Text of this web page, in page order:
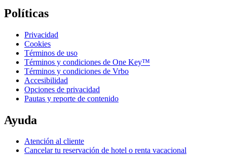
Políticas
Privacidad
Cookies
Términos de uso
Términos y condiciones de One Key™
Términos y condiciones de Vrbo
Accesibilidad
Opciones de privacidad
Pautas y reporte de contenido
Ayuda
Atención al cliente
Cancelar tu reservación de hotel o renta vacacional